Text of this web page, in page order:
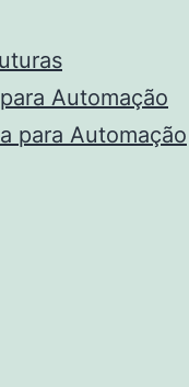
Automação
para Automação